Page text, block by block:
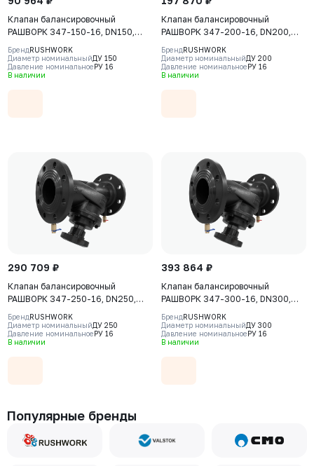
Клапан балансировочный
РАШВОРК 347-150-16, DN150,
PN16, корпус - чугун GJS-400-15
(GGG40), клапан - нерж. сталь
CF8, уплотнение - EPDM, Ф/Ф
БрендRUSHWORK
Диаметр номинальныйДУ 150
Давление номинальноеРУ 16
В наличии
Клапан балансировочный
РАШВОРК 347-200-16, DN200,
PN16, корпус - чугун GJS-400-15
(GGG40), клапан - нерж. сталь
CF8, уплотнение - EPDM, Ф/Ф
БрендRUSHWORK
Диаметр номинальныйДУ 200
Давление номинальноеРУ 16
В наличии
290 709 ₽
Клапан балансировочный
РАШВОРК 347-250-16, DN250,
PN16, корпус - чугун GJS-400-15
(GGG40), клапан - нерж. сталь
CF8, уплотнение - EPDM, Ф/Ф
БрендRUSHWORK
Диаметр номинальныйДУ 250
Давление номинальноеРУ 16
В наличии
393 864 ₽
Клапан балансировочный
РАШВОРК 347-300-16, DN300,
PN16, корпус - чугун GJS-400-15
(GGG40), клапан - нерж. сталь
CF8, уплотнение - EPDM, Ф/Ф
БрендRUSHWORK
Диаметр номинальныйДУ 300
Давление номинальноеРУ 16
В наличии
Популярные бренды